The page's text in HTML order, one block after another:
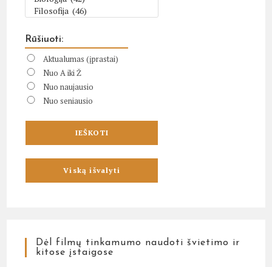
Rūšiuoti:
Aktualumas (įprastai)
Nuo A iki Ž
Nuo naujausio
Nuo seniausio
Dėl filmų tinkamumo naudoti švietimo ir
kitose įstaigose